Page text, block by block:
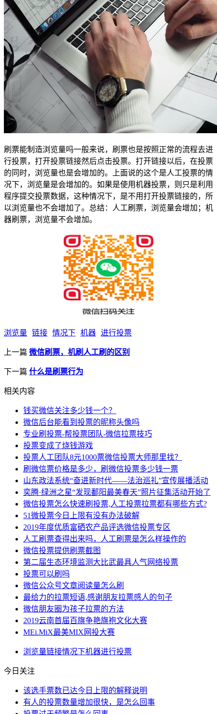
刷票能制造浏览量吗一般来说，刷票也是按照正常的流程去进
行投票，打开投票链接然后点击投票。打开链接以后，在投票
的同时，浏览量也是会增加的。上面说的这个是人工投票的情
况下，浏览量是会增加的。如果是使用机器投票，则只是利用
程序提交投票数据，这种情况下，是不用打开投票链接的，所
以浏览量也不会增加了。总结：人工刷票，浏览量会增加；机
器刷票，浏览量不会增加。
浏览量 链接 情况下 机器 进行投票
上一篇 微信刷票，机刷人工刷的区别
下一篇 什么是刷票行为
相关内容
钱买微信关注多少钱一个？
微信后台能看到投票的昵称头像吗
专业刷投票-帮投票团队-微信拉票技巧
投票变成了烧钱游戏
投票人工团队8元1000票微信投票大师那里找？
刷微信票价格是多少，刷微信投票多少钱一票
山东政法系统“奋进新时代——法治巡礼”宣传展播活动
奕腾·绿洲之星“发现鄱阳最美春天”照片征集活动开始了
微信投票怎么快速刷投票,人工投票拉票都有哪些方式?
51微投票今日上限有没有办法破解
2019年度优质富硒农产品评选微信投票专区
人工刷票查得出来吗，人工刷票是怎么样操作的
微信投票提供刷票截图
第二届生态环境监测大比武最具人气网络投票
投票可以刷吗
微信公众号文章阅读量怎么刷
最给力的拉票短语,感谢朋友拉票感人的句子
微信朋友圈为孩子拉票的方法
2019云南首届百旗争艳旗袍文化大赛
MEi.MiX最美MIX网投大赛
浏览量链接情况下机器进行投票
今日关注
该选手票数已达今日上限的解释说明
有人的投票数量增加很快，是怎么回事